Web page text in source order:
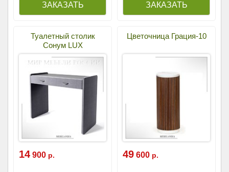
Туалетный столик
Сонум LUX
14 900 р.
Цветочница Грация-10
49 600 р.